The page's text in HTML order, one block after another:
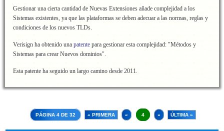
Gestionar una cierta cantidad de Nuevas Extensiones añade complejidad a los
Sistemas existentes, ya que las plataformas se deben adecuar a las normas, reglas y
condiciones de los nuevos TLDs.
Verisign ha obtenido una patente para gestionar esta complejidad: "Métodos y
Sistemas para crear Nuevos dominios".
Esta patente ha seguido un largo camino desde 2011.
PÁGINA 4 DE 32 « PRIMERA « 4 » ÚLTIMA »